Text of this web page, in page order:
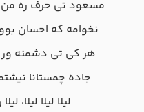
مسعود تی حرف ره من
نخوامه که احسان
هر کی تی دشمنه ور
جاده چمستانا
لیلا لیلا لیلا،